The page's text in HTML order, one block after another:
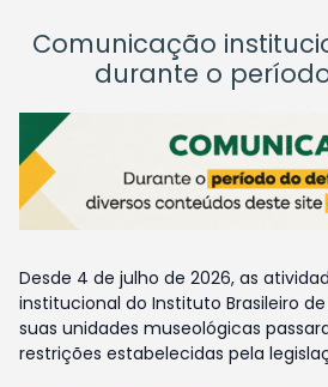
Comunicação
durante o
Desde 4 de julho de 2026, as
institucional do Instituto Brasileiro
suas unidades museológicas
restrições estabelecidas pela